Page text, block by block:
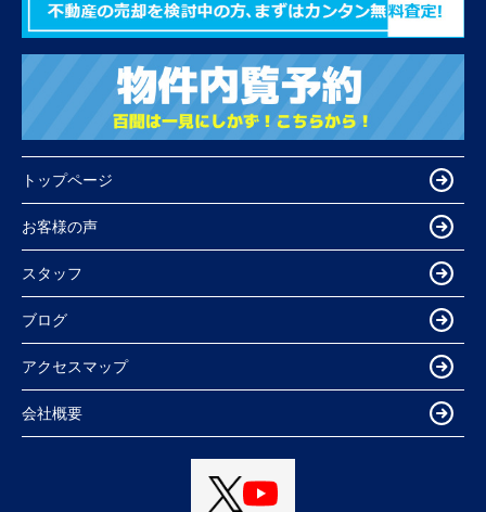
トップページ
お客様の声
スタッフ
ブログ
アクセスマップ
会社概要